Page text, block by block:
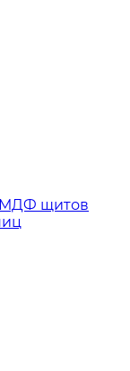
МДФ щитов